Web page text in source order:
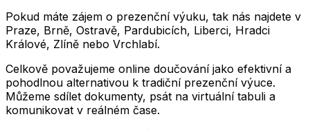
Pokud máte zájem o prezenční výuku, tak nás najdete v
Praze, Brně, Ostravě, Pardubicích, Liberci, Hradci
Králové, Zlíně nebo Vrchlabí.
Celkově považujeme online doučování jako efektivní a
pohodlnou alternativou k tradiční prezenční výuce.
Můžeme sdílet dokumenty, psát na virtuální tabuli a
komunikovat v reálném čase.